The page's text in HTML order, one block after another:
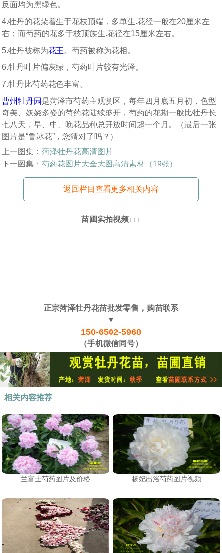
反面均为黑绿色。
4.牡丹的花朵着生于花枝顶端，多单生.花径一般在20厘米左
右；而芍药的花多于枝顶族生.花径在15厘米左右。
5.牡丹被称为花王。芍药被称为花相。
6.牡丹叶片偏灰绿，芍药叶片较有光泽。
7.牡丹比芍药花色丰富。
曹州牡丹园 是菏泽市芍药主观赏区，每年四月底五月初，色型
奇美、妖娆多姿的芍药花陆续盛开，芍药的花期一般比牡丹长
七八天，早、中、晚花品种总开放时间超一个月。（最后一张
图片是“鲁冰花”，您猜对了吗？）
上一图集：菏泽牡丹花高清图片
下一图集：芍药花图片大全大图高清素材（19张）
返回栏目查看更多相关内容
苗圃实拍视频↓↓↓
正宗菏泽牡丹花苗批发零售，购苗联系
▼
150-6502-5968
（手机微信同号）
相关内容推荐
兰富士芍药图片及价格 杨妃出浴芍药图片视频